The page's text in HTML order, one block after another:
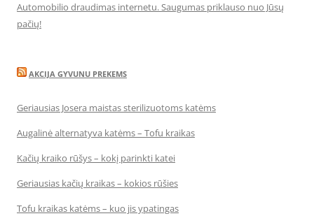
Automobilio draudimas internetu. Saugumas priklauso nuo Jūsų
pačių!
AKCIJA GYVUNU PREKEMS
Geriausias Josera maistas sterilizuotoms katėms
Augalinė alternatyva katėms – Tofu kraikas
Kačių kraiko rūšys – kokį parinkti katei
Geriausias kačių kraikas – kokios rūšies
Tofu kraikas katėms – kuo jis ypatingas